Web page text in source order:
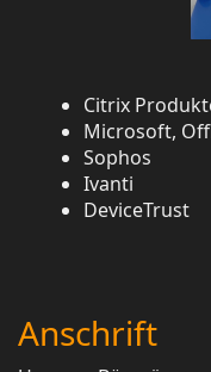
Citrix
Microsoft,
Sophos
Ivanti
DeviceTrust
Anschrift